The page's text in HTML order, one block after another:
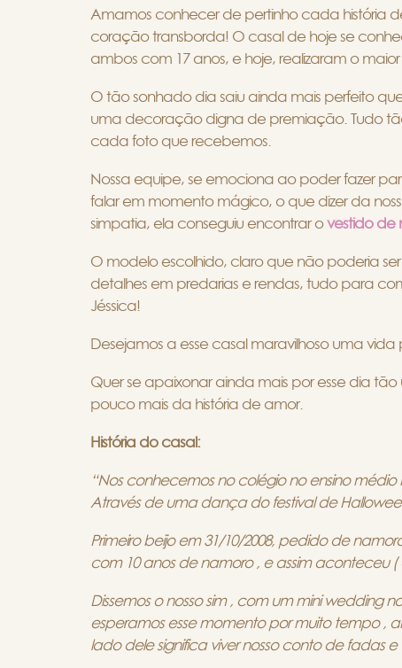
Amamos conhecer de pertinho cada história
coração transborda! O casal de hoje se
ambos com 17 anos, e hoje, realizaram o
O tão sonhado dia saiu ainda mais perfeito
uma decoração digna de premiação. Tudo
cada foto que recebemos.
Nossa equipe, se emociona ao poder fazer
falar em momento mágico, o que dizer da
simpatia, ela conseguiu encontrar ovestido de
O modelo escolhido, claro que não poderia
detalhes em predarias e rendas, tudo para
Jéssica!
Desejamos a esse casal maravilhoso uma
Quer se apaixonar ainda mais por esse dia
pouco mais da história de amor.
História do casal:
“Nos conhecemos no colégio no ensino
Através de uma dança do festival de
Primeiro beijo em 31/10/2008, pedido de
com 10 anos de namoro , e assim aconteceu (
Dissemos o nosso sim , com um mini wedding
esperamos esse momento por muito tempo ,
lado dele significa viver nosso conto de fadas e